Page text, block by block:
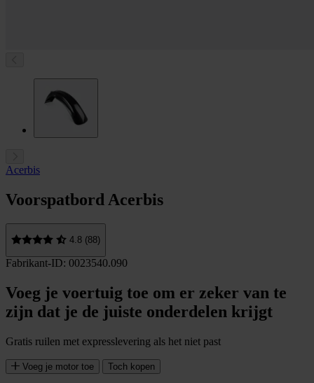
Acerbis
Voorspatbord Acerbis
4.8 (88)
Fabrikant-ID: 0023540.090
Voeg je voertuig toe om er zeker van te
zijn dat je de juiste onderdelen krijgt
Gratis ruilen met expresslevering als het niet past
Voeg je motor toe Toch kopen